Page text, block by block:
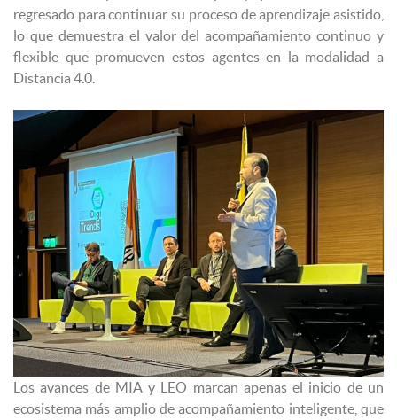
regresado para continuar su proceso de aprendizaje asistido,
lo que demuestra el valor del acompañamiento continuo y
flexible que promueven estos agentes en la modalidad a
Distancia 4.0.
Los avances de MIA y LEO marcan apenas el inicio de un
ecosistema más amplio de acompañamiento inteligente, que